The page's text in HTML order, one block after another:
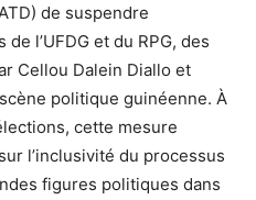
de suspendre
l’UFDG et du RPG, des
Cellou Dalein Diallo et
politique guinéenne. À
cette mesure
l’inclusivité du processus
figures politiques dans